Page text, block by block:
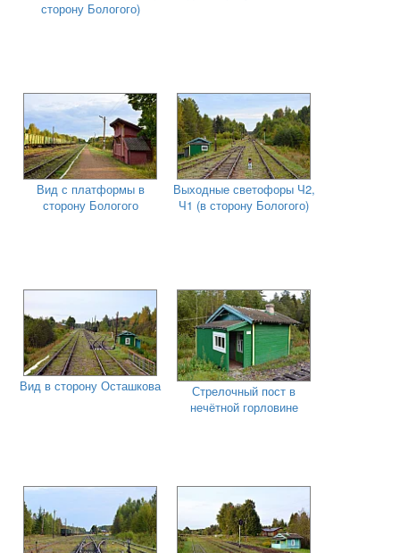
сторону Бологого)
Вид с платформы в
сторону Бологого
Выходные светофоры Ч2,
Ч1 (в сторону Бологого)
Вид в сторону Осташкова
Стрелочный пост в
нечётной горловине